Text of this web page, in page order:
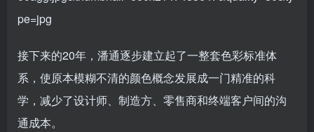
接下来的20年，潘通逐步建立起了一整套色彩标准体
系，使原本模糊不清的颜色概念发展成一门精准的科
学，减少了设计师、制造方、零售商和终端客户间的沟
通成本。